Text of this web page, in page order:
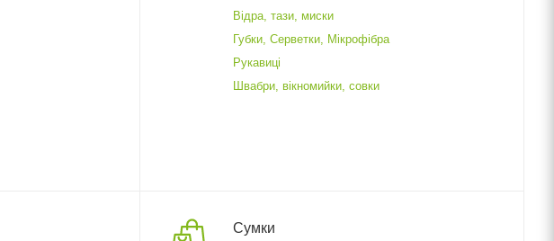
Відра, тази, миски
Губки, Серветки, Мікрофібра
Рукавиці
Швабри, вікномийки, совки
Сумки